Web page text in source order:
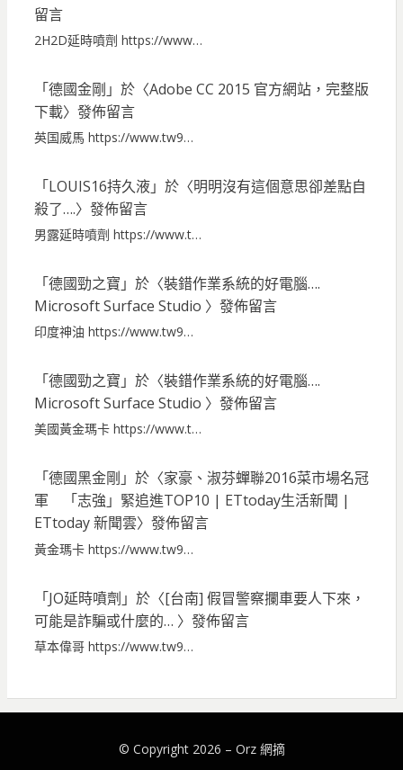
留言
2H2D延時噴劑 https://www…
「德國金剛 」於〈Adobe CC 2015 官方網站，完整版
下載〉發佈留言
英国威馬 https://www.tw9…
「LOUIS16持久液」於〈明明沒有這個意思卻差點自
殺了….〉發佈留言
男露延時噴劑 https://www.t…
「德國勁之寶 」於〈裝錯作業系統的好電腦….
Microsoft Surface Studio 〉發佈留言
印度神油 https://www.tw9…
「德國勁之寶 」於〈裝錯作業系統的好電腦….
Microsoft Surface Studio 〉發佈留言
美國黃金瑪卡 https://www.t…
「德國黑金剛 」於〈家豪、淑芬蟬聯2016菜市場名冠
軍 「志強」緊追進TOP10 | ETtoday生活新聞 |
ETtoday 新聞雲〉發佈留言
黃金瑪卡 https://www.tw9…
「JO延時噴劑 」於〈[台南] 假冒警察攔車要人下來，
可能是詐騙或什麼的… 〉發佈留言
草本偉哥 https://www.tw9…
© Copyright 2026 – Orz 網摘